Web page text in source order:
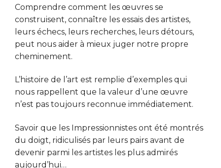
Comprendre comment les œuvres se
construisent, connaître les essais des artistes,
leurs échecs, leurs recherches, leurs détours,
peut nous aider à mieux juger notre propre
cheminement.
L’histoire de l’art est remplie d’exemples qui
nous rappellent que la valeur d’une œuvre
n’est pas toujours reconnue immédiatement.
Savoir que les Impressionnistes ont été montrés
du doigt, ridiculisés par leurs pairs avant de
devenir parmi les artistes les plus admirés
aujourd’hui…